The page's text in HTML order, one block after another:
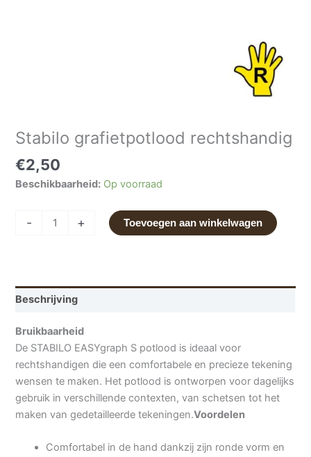
Stabilo grafietpotlood rechtshandig
€2,50
Beschikbaarheid: Op voorraad
- + Toevoegen aan winkelwagen
Beschrijving
Bruikbaarheid
De STABILO EASYgraph S potlood is ideaal voor
rechtshandigen die een comfortabele en precieze tekening
wensen te maken. Het potlood is ontworpen voor dagelijks
gebruik in verschillende contexten, van schetsen tot het
maken van gedetailleerde tekeningen.Voordelen
Comfortabel in de hand dankzij zijn ronde vorm en